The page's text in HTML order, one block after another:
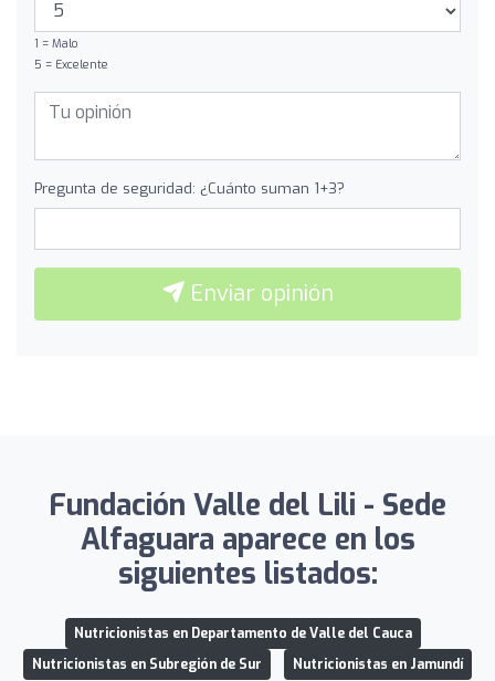
1 = Malo
5 = Excelente
Pregunta de seguridad: ¿Cuánto suman 1+3?
Enviar opinión
Fundación Valle del Lili - Sede
Alfaguara aparece en los
siguientes listados:
Nutricionistas en Departamento de Valle del Cauca
Nutricionistas en Subregión de Sur
Nutricionistas en Jamundí